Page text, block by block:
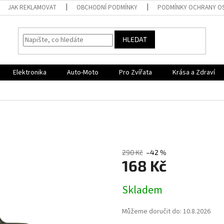
JAK REKLAMOVAT OBCHODNÍ PODMÍNKY PODMÍNKY OCHRANY
HLEDAT
Elektronika Auto-Moto Pro Zvířata Krása a Zdraví
290 Kč –42 %
168 Kč
cena:
Skladem
Můžeme doručit do: 10.8.2026